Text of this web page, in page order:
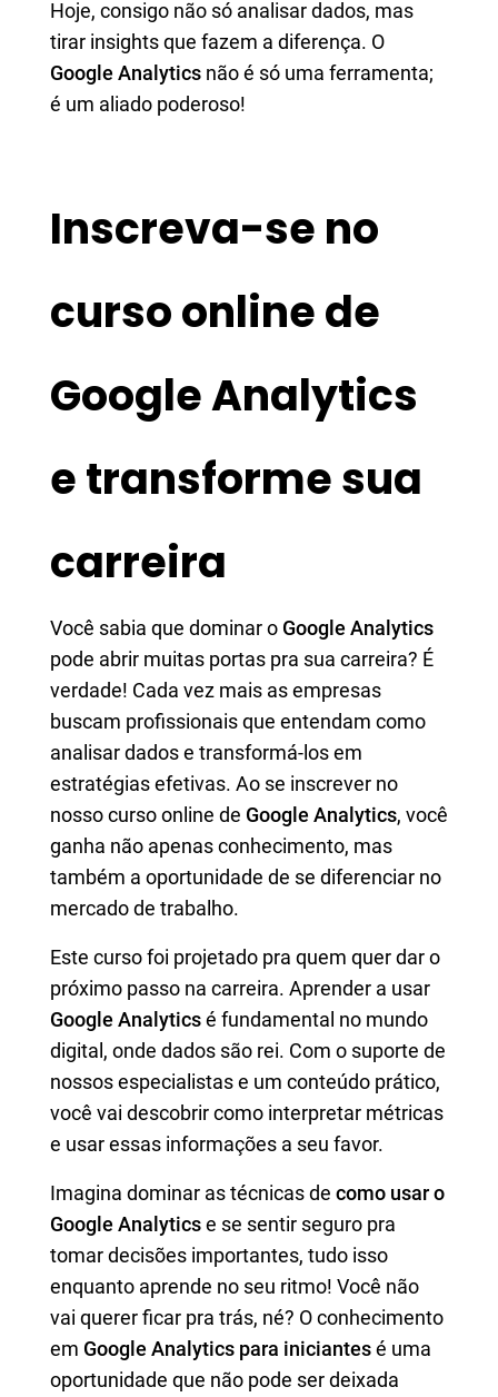
Hoje, consigo não só analisar dados, mas
tirar insights que fazem a diferença. O
Google Analytics não é só uma ferramenta;
é um aliado poderoso!
Inscreva-se no
curso online de
Google Analytics
e transforme sua
carreira
Você sabia que dominar o Google Analytics
pode abrir muitas portas pra sua carreira? É
verdade! Cada vez mais as empresas
buscam profissionais que entendam como
analisar dados e transformá-los em
estratégias efetivas. Ao se inscrever no
nosso curso online de Google Analytics, você
ganha não apenas conhecimento, mas
também a oportunidade de se diferenciar no
mercado de trabalho.
Este curso foi projetado pra quem quer dar o
próximo passo na carreira. Aprender a usar
Google Analyticsé fundamental no mundo
digital, onde dados são rei. Com o suporte de
nossos especialistas e um conteúdo prático,
você vai descobrir como interpretar métricas
e usar essas informações a seu favor.
Imagina dominar as técnicas de como usar o
Google Analyticse se sentir seguro pra
tomar decisões importantes, tudo isso
enquanto aprende no seu ritmo! Você não
vai querer ficar pra trás, né? O conhecimento
em Google Analytics para iniciantesé uma
oportunidade que não pode ser deixada